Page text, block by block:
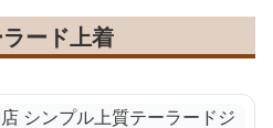
ード上着